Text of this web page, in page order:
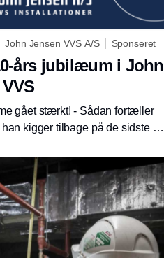
John Jensen VVS A/S Sponseret
års jubilæum i John
gået stærkt! - Sådan fortæller
kigger tilbage på de sidste 10